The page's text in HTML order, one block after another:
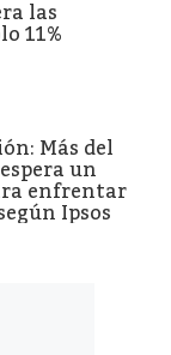
las
11%
Más del
un
enfrentar
Ipsos